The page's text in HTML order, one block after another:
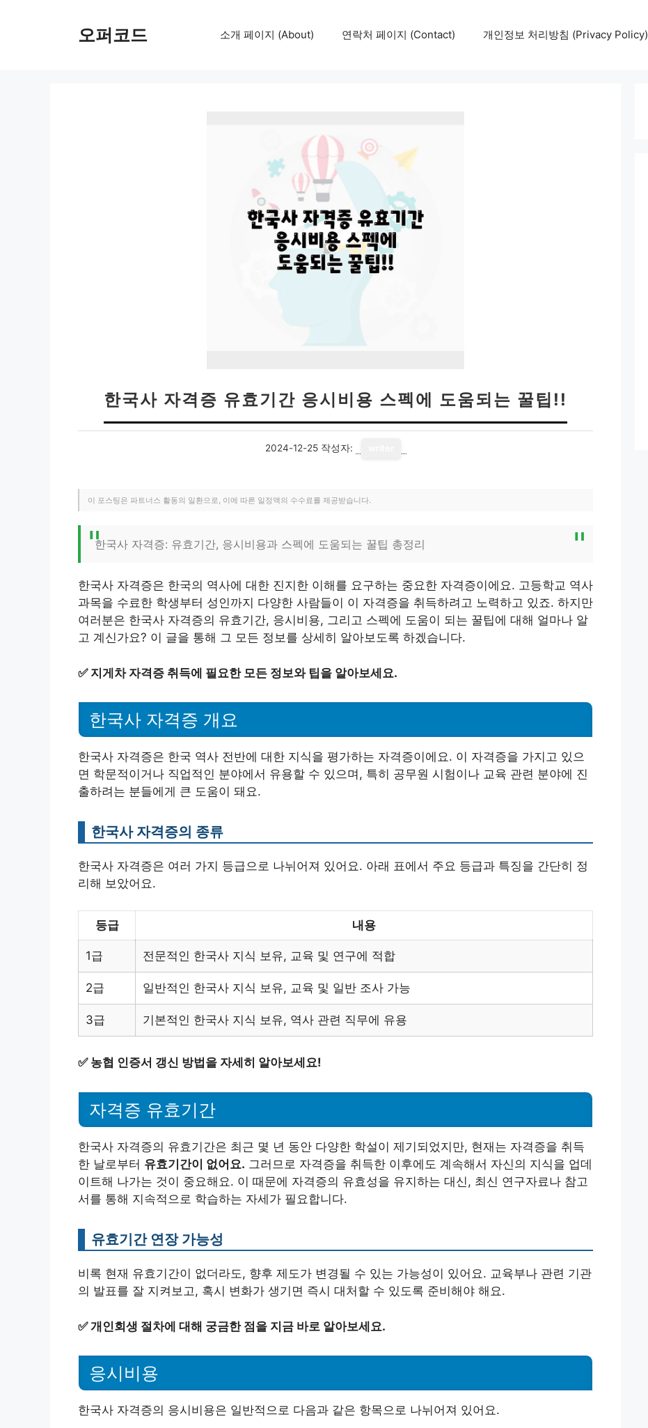
오퍼코드 소개 페이지 (About) 연락처 페이지 (Contact) 개인정보 처리방침 (Privacy Policy)
한국사 자격증 유효기간 응시비용 스펙에 도움되는 꿀팁!!
2024-12-25 작성자:
이 포스팅은 파트너스 활동의 일환으로, 이에 따른 일정액의 수수료를 제공받습니다.
한국사 자격증: 유효기간, 응시비용과 스펙에 도움되는 꿀팁 총정리
한국사 자격증은 한국의 역사에 대한 진지한 이해를 요구하는 중요한 자격증이에요. 고등학교 역사
과목을 수료한 학생부터 성인까지 다양한 사람들이 이 자격증을 취득하려고 노력하고 있죠. 하지만
여러분은 한국사 자격증의 유효기간, 응시비용, 그리고 스펙에 도움이 되는 꿀팁에 대해 얼마나 알
고 계신가요? 이 글을 통해 그 모든 정보를 상세히 알아보도록 하겠습니다.
✅ 지게차 자격증 취득에 필요한 모든 정보와 팁을 알아보세요.
한국사 자격증 개요
한국사 자격증은 한국 역사 전반에 대한 지식을 평가하는 자격증이에요. 이 자격증을 가지고 있으
면 학문적이거나 직업적인 분야에서 유용할 수 있으며, 특히 공무원 시험이나 교육 관련 분야에 진
출하려는 분들에게 큰 도움이 돼요.
한국사 자격증의 종류
한국사 자격증은 여러 가지 등급으로 나뉘어져 있어요. 아래 표에서 주요 등급과 특징을 간단히 정
리해 보았어요.
등급 내용
1급 전문적인 한국사 지식 보유, 교육 및 연구에 적합
2급 일반적인 한국사 지식 보유, 교육 및 일반 조사 가능
3급 기본적인 한국사 지식 보유, 역사 관련 직무에 유용
✅ 농협 인증서 갱신 방법을 자세히 알아보세요!
자격증 유효기간
한국사 자격증의 유효기간은 최근 몇 년 동안 다양한 학설이 제기되었지만, 현재는 자격증을 취득
한 날로부터 유효기간이 없어요. 그러므로 자격증을 취득한 이후에도 계속해서 자신의 지식을 업데
이트해 나가는 것이 중요해요. 이 때문에 자격증의 유효성을 유지하는 대신, 최신 연구자료나 참고
서를 통해 지속적으로 학습하는 자세가 필요합니다.
유효기간 연장 가능성
비록 현재 유효기간이 없더라도, 향후 제도가 변경될 수 있는 가능성이 있어요. 교육부나 관련 기관
의 발표를 잘 지켜보고, 혹시 변화가 생기면 즉시 대처할 수 있도록 준비해야 해요.
✅개인회생 절차에 대해 궁금한 점을 지금 바로 알아보세요.
응시비용
한국사 자격증의 응시비용은 일반적으로 다음과 같은 항목으로 나뉘어져 있어요.